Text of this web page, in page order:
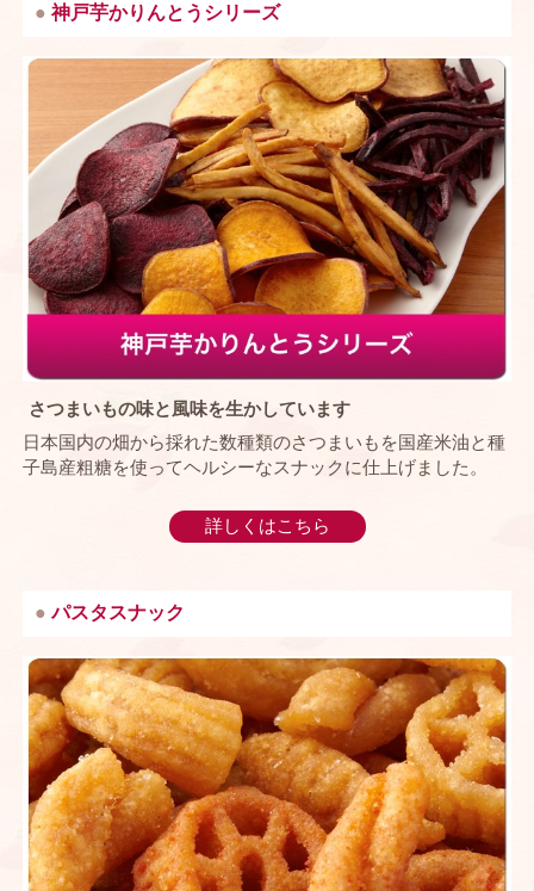
神戸芋かりんとうシリーズ
さつまいもの味と風味を生かしています
日本国内の畑から採れた数種類のさつまいもを国産米油と種
子島産粗糖を使ってヘルシーなスナックに仕上げました。
詳しくはこちら
パスタスナック